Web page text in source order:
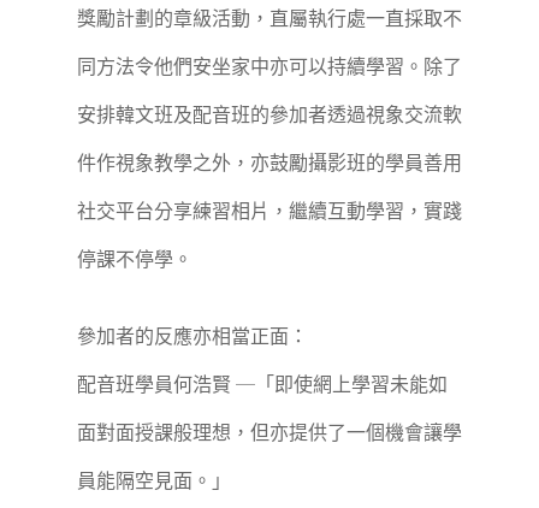
獎勵計劃的章級活動，直屬執行處一直採取不
同方法令他們安坐家中亦可以持續學習。除了
安排韓文班及配音班的參加者透過視象交流軟
件作視象教學之外，亦鼓勵攝影班的學員善用
社交平台分享練習相片，繼續互動學習，實踐
停課不停學。
參加者的反應亦相當正面：
配音班學員何浩賢 ─「即使網上學習未能如
面對面授課般理想，但亦提供了一個機會讓學
員能隔空見面。」